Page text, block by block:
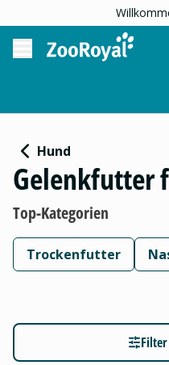
Hund
Gelenkfutter
Top-Kategorien
Trockenfutter